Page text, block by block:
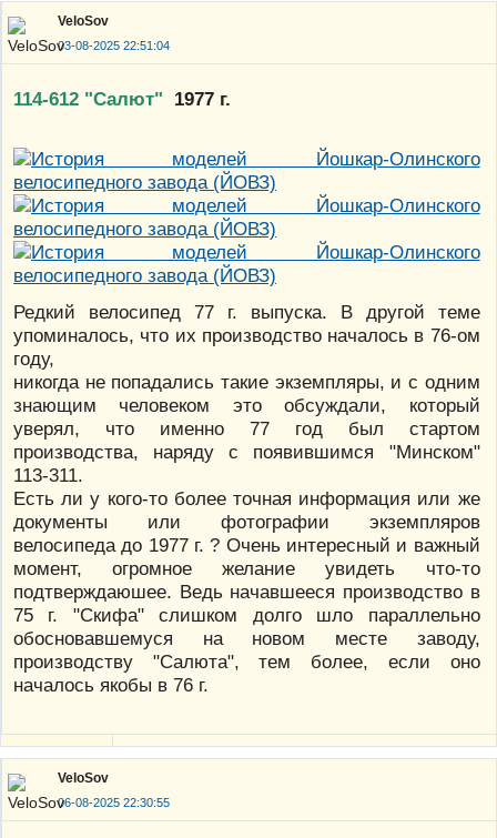
VeloSov
03-08-2025 22:51:04
114-612 "Салют" 1977 г.
Редкий велосипед 77 г. выпуска. В другой теме
упоминалось, что их производство началось в 76-ом
году,
никогда не попадались такие экземпляры, и с одним
знающим человеком это обсуждали, который
уверял, что именно 77 год был стартом
производства, наряду с появившимся "Минском"
113-311.
Есть ли у кого-то более точная информация или же
документы или фотографии экземпляров
велосипеда до 1977 г. ? Очень интересный и важный
момент, огромное желание увидеть что-то
подтверждаюшее. Ведь начавшееся производство в
75 г. "Скифа" слишком долго шло параллельно
обосновавшемуся на новом месте заводу,
производству "Салюта", тем более, если оно
началось якобы в 76 г.
VeloSov
06-08-2025 22:30:55